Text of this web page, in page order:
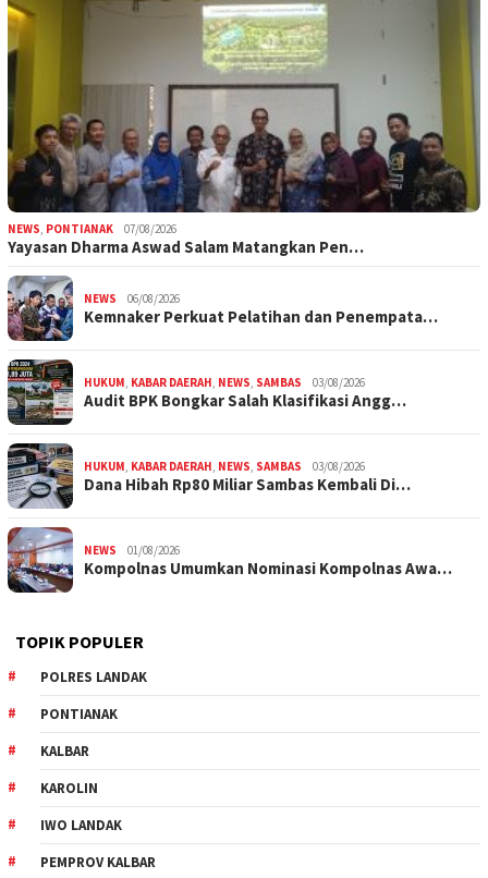
NEWS, PONTIANAK 07/08/2026
Yayasan Dharma Aswad Salam Matangkan Pen…
NEWS 06/08/2026
Kemnaker Perkuat Pelatihan dan Penempata…
HUKUM, KABAR DAERAH, NEWS, SAMBAS 03/08/2026
Audit BPK Bongkar Salah Klasifikasi Angg…
HUKUM, KABAR DAERAH, NEWS, SAMBAS 03/08/2026
Dana Hibah Rp80 Miliar Sambas Kembali Di…
NEWS 01/08/2026
Kompolnas Umumkan Nominasi Kompolnas Awa…
TOPIK POPULER
POLRES LANDAK
PONTIANAK
KALBAR
KAROLIN
IWO LANDAK
PEMPROV KALBAR